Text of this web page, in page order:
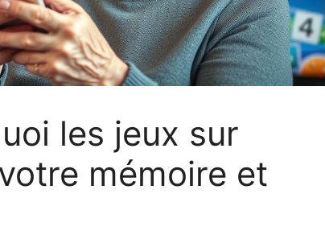
les jeux sur
mémoire et